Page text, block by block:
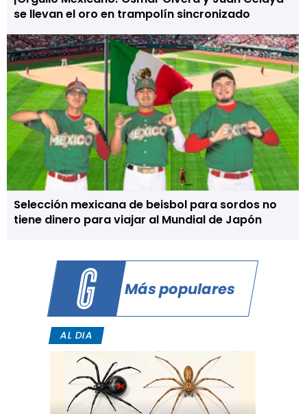
se llevan el oro en trampolín sincronizado
Selección mexicana de beisbol para sordos no
tiene dinero para viajar al Mundial de Japón
Más populares
AL DIA